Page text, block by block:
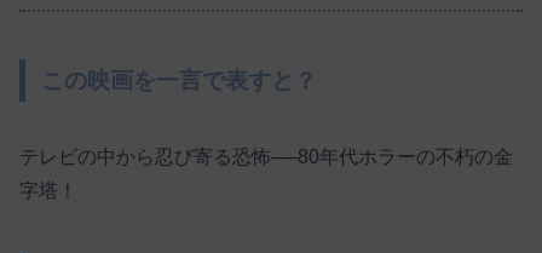
この映画を一言で表すと？
テレビの中から忍び寄る恐怖──80年代ホラーの不朽の金
字塔！